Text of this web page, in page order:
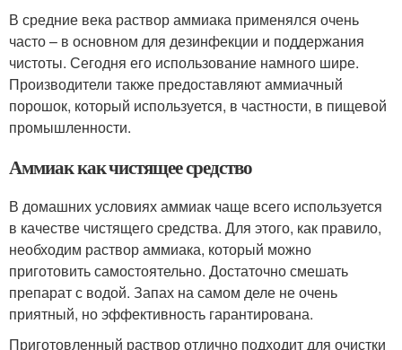
В средние века раствор аммиака применялся очень
часто – в основном для дезинфекции и поддержания
чистоты. Сегодня его использование намного шире.
Производители также предоставляют аммиачный
порошок, который используется, в частности, в пищевой
промышленности.
Аммиак как чистящее средство
В домашних условиях аммиак чаще всего используется
в качестве чистящего средства. Для этого, как правило,
необходим раствор аммиака, который можно
приготовить самостоятельно. Достаточно смешать
препарат с водой. Запах на самом деле не очень
приятный, но эффективность гарантирована.
Приготовленный раствор отлично подходит для очистки